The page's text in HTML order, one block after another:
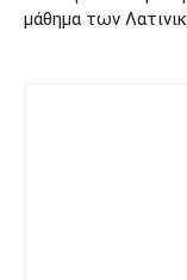
μάθημα των